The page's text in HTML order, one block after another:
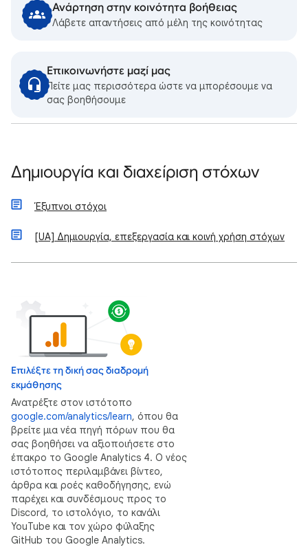
Ανάρτηση στην κοινότητα βοήθειας
Λάβετε απαντήσεις από μέλη της κοινότητας
Επικοινωνήστε μαζί μας
Πείτε μας περισσότερα ώστε να μπορέσουμε να
σας βοηθήσουμε
Δημιουργία και διαχείριση στόχων
Έξυπνοι στόχοι
[UA] Δημιουργία, επεξεργασία και κοινή χρήση στόχων
Επιλέξτε τη δική σας διαδρομή
εκμάθησης
Ανατρέξτε στον ιστότοπο
google.com/analytics/learn, όπου θα
βρείτε μια νέα πηγή πόρων που θα
σας βοηθήσει να αξιοποιήσετε στο
έπακρο το Google Analytics 4. Ο νέος
ιστότοπος περιλαμβάνει βίντεο,
άρθρα και ροές καθοδήγησης, ενώ
παρέχει και συνδέσμους προς το
Discord, το ιστολόγιο, το κανάλι
YouTube και τον χώρο φύλαξης
GitHub του Google Analytics.